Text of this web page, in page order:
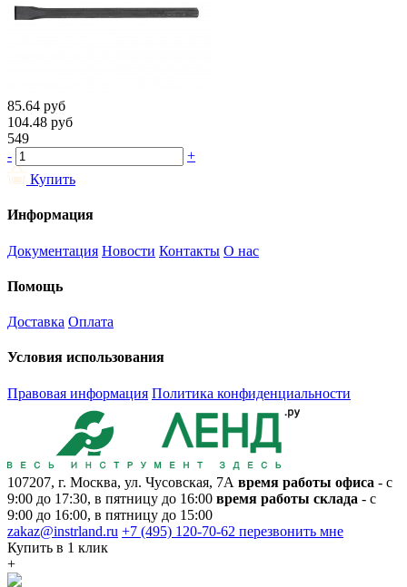
85.64 руб
104.48 руб
549
-
+
Купить
Информация
Документация Новости Контакты О нас
Помощь
Доставка Оплата
Условия использования
Правовая информация Политика конфиденциальности
107207, г. Москва, ул. Чусовская, 7А время работы офиса - с
9:00 до 17:30, в пятницу до 16:00 время работы склада - с
9:00 до 16:00, в пятницу до 15:00
zakaz@instrland.ru +7 (495) 120-70-62 перезвонить мне
Купить в 1 клик
+